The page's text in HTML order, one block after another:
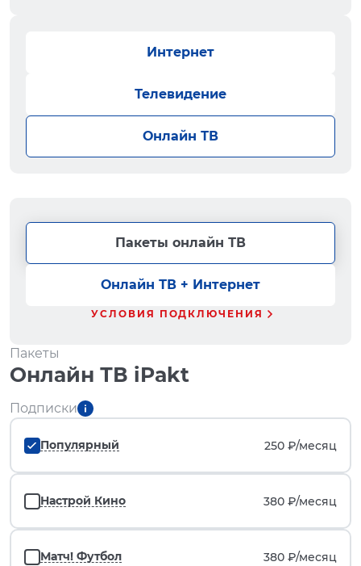
Интернет
Телевидение
Онлайн ТВ
Пакеты онлайн ТВ
Онлайн ТВ + Интернет
УСЛОВИЯ ПОДКЛЮЧЕНИЯ
Пакеты
Онлайн ТВ iPakt
Подписки
Популярный 250 ₽/месяц
Настрой Кино 380 ₽/месяц
Матч! Футбол 380 ₽/месяц